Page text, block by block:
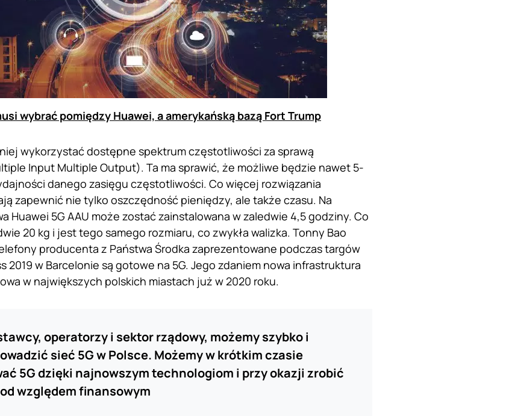
wybrać pomiędzy Huawei, a amerykańską bazą Fort Trump
wykorzystać dostępne spektrum częstotliwości za sprawą
Input Multiple Output). Ta ma sprawić, że możliwe będzie nawet 5-
danego zasięgu częstotliwości. Co więcej rozwiązania
zapewnić nie tylko oszczędność pieniędzy, ale także czasu. Na
Huawei 5G AAU może zostać zainstalowana w zaledwie 4,5 godziny. Co
20 kg i jest tego samego rozmiaru, co zwykła walizka. Tonny Bao
producenta z Państwa Środka zaprezentowane podczas targów
2019 w Barcelonie są gotowe na 5G. Jego zdaniem nowa infrastruktura
w największych polskich miastach już w 2020 roku.
operatorzy i sektor rządowy, możemy szybko i
sieć 5G w Polsce. Możemy w krótkim czasie
5G dzięki najnowszym technologiom i przy okazji zrobić
względem finansowym